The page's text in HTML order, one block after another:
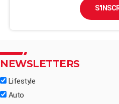
NEWSLETTERS
Lifestyle
Auto